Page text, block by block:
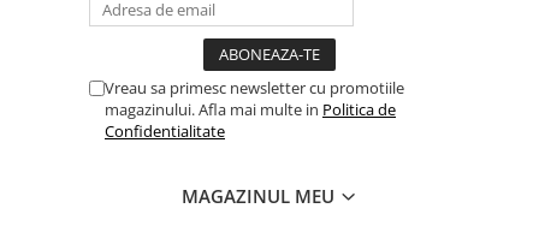
Vreau sa primesc newsletter cu promotiile
magazinului. Afla mai multe in Politica de
Confidentialitate
MAGAZINUL MEU